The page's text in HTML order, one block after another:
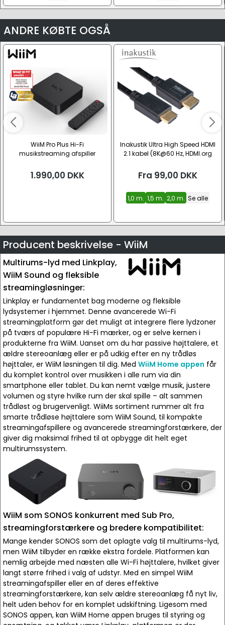
ANDRE KØBTE OGSÅ
WiiM Pro Plus Hi-Fi
musikstreaming afspiller
1.990,00 DKK
Inakustik Ultra High Speed HDMI
2.1 kabel (8K@60 Hz, HDMI.org
Fra 99,00 DKK
1,0 m. 1,5 m. 2,0 m. Se alle
Producent beskrivelse - WiiM
Multirums-lyd med Linkplay,
WiiM Sound og fleksible
streamingløsninger:
Linkplay er fundamentet bag moderne og fleksible
lydsystemer i hjemmet. Denne avancerede Wi-Fi
streamingplatform gør det muligt at integrere flere lydzoner
på tværs af populære Hi-Fi mærker, og er selve kernen i
produkterne fra WiiM. Uanset om du har passive højttalere, et
ældre stereoanlæg eller er på udkig efter en ny trådløs
højttaler, er WiiM løsningen til dig. Med WiiM Home appen får
du komplet kontrol over musikken i alle rum via din
smartphone eller tablet. Du kan nemt vælge musik, justere
volumen og styre hvilke rum der skal spille – alt sammen
trådløst og brugervenligt. WiiMs sortiment rummer alt fra
smarte trådløse højttalere som WiiM Sound, til kompakte
streamingafspillere og avancerede streamingforstærkere, der
giver dig maksimal frihed til at opbygge dit helt eget
multirumssystem.
WiiM som SONOS konkurrent med Sub Pro,
streamingforstærkere og bredere kompatibilitet:
Mange kender SONOS som det oplagte valg til multirums-lyd,
men WiiM tilbyder en række ekstra fordele. Platformen kan
nemlig arbejde med næsten alle Wi-Fi højttalere, hvilket giver
langt større frihed i valg af udstyr. Med en simpel WiiM
streamingafspiller eller en af deres effektive
streamingforstærkere, kan selv ældre stereoanlæg få nyt liv,
helt uden behov for en komplet udskiftning. Ligesom med
SONOS appen, kan WiiM Home appen bruges til styring og